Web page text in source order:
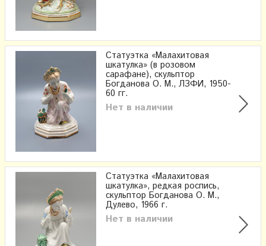
Статуэтка «Малахитовая
шкатулка» (в розовом
сарафане), скульптор
Богданова О. М., ЛЗФИ, 1950-
60 гг.
Нет в наличии
Статуэтка «Малахитовая
шкатулка», редкая роспись,
скульптор Богданова О. М.,
Дулево, 1966 г.
Нет в наличии